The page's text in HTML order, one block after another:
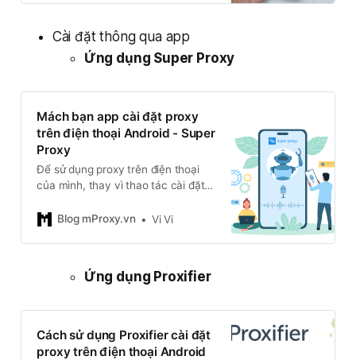
Cài đặt thông qua app
Ứng dụng Super Proxy
Mách bạn app cài đặt proxy
trên điện thoại Android - Super
Proxy
Để sử dụng proxy trên điện thoại
của mình, thay vì thao tác cài đặt
điện thoại, mproxy sẽ giới thiệu đến
Blog mProxy.vn Vi Vi
Ứng dụng Proxifier
Cách sử dụng Proxifier cài đặt
proxy trên điện thoại Android